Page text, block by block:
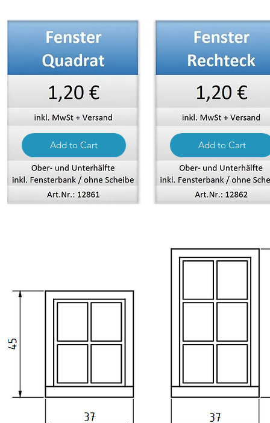
Add to Cart Add to Cart